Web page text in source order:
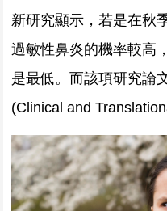
新研究顯示，若是在秋
過敏性鼻炎的機率較高
是最低。而該項研究論
(Clinical and